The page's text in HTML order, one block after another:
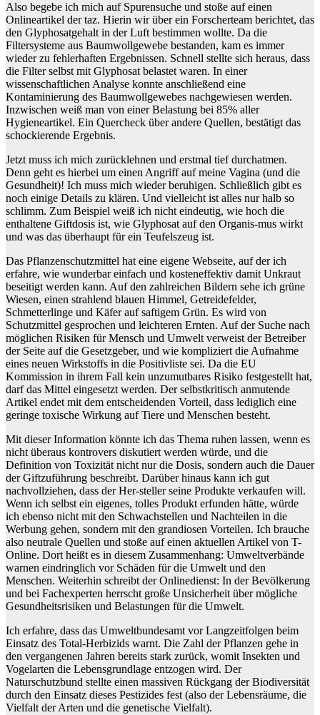
Also begebe ich mich auf Spurensuche und stoße auf einen
Onlineartikel der taz. Hierin wir über ein Forscherteam berichtet, das
den Glyphosatgehalt in der Luft bestimmen wollte. Da die
Filtersysteme aus Baumwollgewebe bestanden, kam es immer
wieder zu fehlerhaften Ergebnissen. Schnell stellte sich heraus, dass
die Filter selbst mit Glyphosat belastet waren. In einer
wissenschaftlichen Analyse konnte anschließend eine
Kontaminierung des Baumwollgewebes nachgewiesen werden.
Inzwischen weiß man von einer Belastung bei 85% aller
Hygieneartikel. Ein Quercheck über andere Quellen, bestätigt das
schockierende Ergebnis.
Jetzt muss ich mich zurücklehnen und erstmal tief durchatmen.
Denn geht es hierbei um einen Angriff auf meine Vagina (und die
Gesundheit)! Ich muss mich wieder beruhigen. Schließlich gibt es
noch einige Details zu klären. Und vielleicht ist alles nur halb so
schlimm. Zum Beispiel weiß ich nicht eindeutig, wie hoch die
enthaltene Giftdosis ist, wie Glyphosat auf den Organis-mus wirkt
und was das überhaupt für ein Teufelszeug ist.
Das Pflanzenschutzmittel hat eine eigene Webseite, auf der ich
erfahre, wie wunderbar einfach und kosteneffektiv damit Unkraut
beseitigt werden kann. Auf den zahlreichen Bildern sehe ich grüne
Wiesen, einen strahlend blauen Himmel, Getreidefelder,
Schmetterlinge und Käfer auf saftigem Grün. Es wird von
Schutzmittel gesprochen und leichteren Ernten. Auf der Suche nach
möglichen Risiken für Mensch und Umwelt verweist der Betreiber
der Seite auf die Gesetzgeber, und wie kompliziert die Aufnahme
eines neuen Wirkstoffs in die Positivliste sei. Da die EU
Kommission in ihrem Fall kein unzumutbares Risiko festgestellt hat,
darf das Mittel eingesetzt werden. Der selbstkritisch anmutende
Artikel endet mit dem entscheidenden Vorteil, dass lediglich eine
geringe toxische Wirkung auf Tiere und Menschen besteht.
Mit dieser Information könnte ich das Thema ruhen lassen, wenn es
nicht überaus kontrovers diskutiert werden würde, und die
Definition von Toxizität nicht nur die Dosis, sondern auch die Dauer
der Giftzuführung beschreibt. Darüber hinaus kann ich gut
nachvollziehen, dass der Her-steller seine Produkte verkaufen will.
Wenn ich selbst ein eigenes, tolles Produkt erfunden hätte, würde
ich ebenso nicht mit den Schwachstellen und Nachteilen in die
Werbung gehen, sondern mit den grandiosen Vorteilen. Ich brauche
also neutrale Quellen und stoße auf einen aktuellen Artikel von T-
Online. Dort heißt es in diesem Zusammenhang: Umweltverbände
warnen eindringlich vor Schäden für die Umwelt und den
Menschen. Weiterhin schreibt der Onlinedienst: In der Bevölkerung
und bei Fachexperten herrscht große Unsicherheit über mögliche
Gesundheitsrisiken und Belastungen für die Umwelt.
Ich erfahre, dass das Umweltbundesamt vor Langzeitfolgen beim
Einsatz des Total-Herbizids warnt. Die Zahl der Pflanzen gehe in
den vergangenen Jahren bereits stark zurück, womit Insekten und
Vogelarten die Lebensgrundlage entzogen wird. Der
Naturschutzbund stellte einen massiven Rückgang der Biodiversität
durch den Einsatz dieses Pestizides fest (also der Lebensräume, die
Vielfalt der Arten und die genetische Vielfalt).